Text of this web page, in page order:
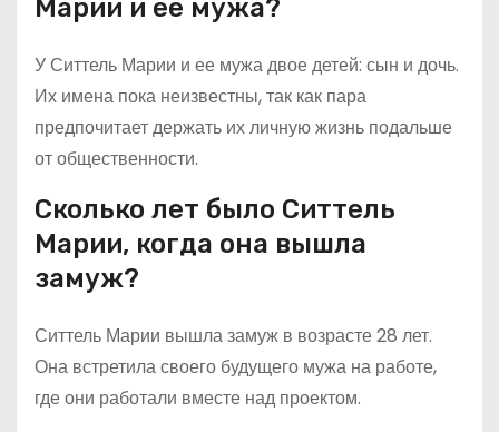
Марии и ее мужа?
У Ситтель Марии и ее мужа двое детей: сын и дочь.
Их имена пока неизвестны, так как пара
предпочитает держать их личную жизнь подальше
от общественности.
Сколько лет было Ситтель
Марии, когда она вышла
замуж?
Ситтель Марии вышла замуж в возрасте 28 лет.
Она встретила своего будущего мужа на работе,
где они работали вместе над проектом.